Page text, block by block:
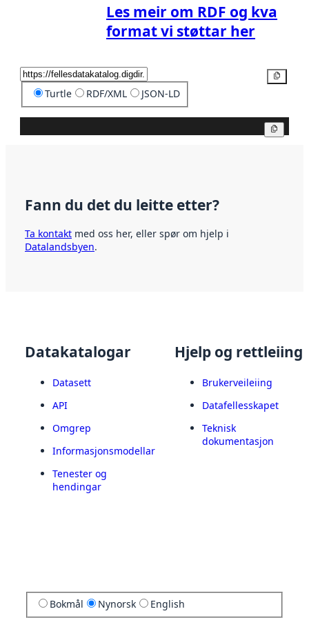
Les meir om RDF og kva
format vi støttar her
Turtle RDF/XML JSON-LD
Fann du det du leitte etter?
Ta kontakt med oss her, eller spør om hjelp i
Datalandsbyen.
Datakatalogar
Datasett
API
Omgrep
Informasjonsmodellar
Tenester og
hendingar
Hjelp og rettleiing
Brukerveileiing
Datafellesskapet
Teknisk
dokumentasjon
Bokmål Nynorsk English